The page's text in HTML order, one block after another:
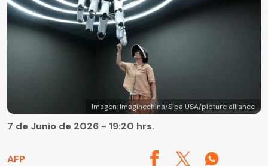
Imagen: Imaginechina/Sipa USA/picture alliance
AFP
7 de Junio de 2026 - 19:20 hrs.